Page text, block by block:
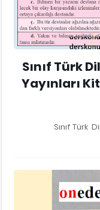
10.Sınıf
Yayınları
10.Sınıf